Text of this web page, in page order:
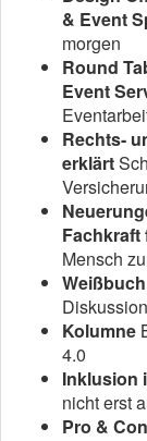
& Event
morgen
Round
Event
Rechts-
erklärt
Mensch
Kolumne
4.0
Inklusion
nicht erst
Pro &